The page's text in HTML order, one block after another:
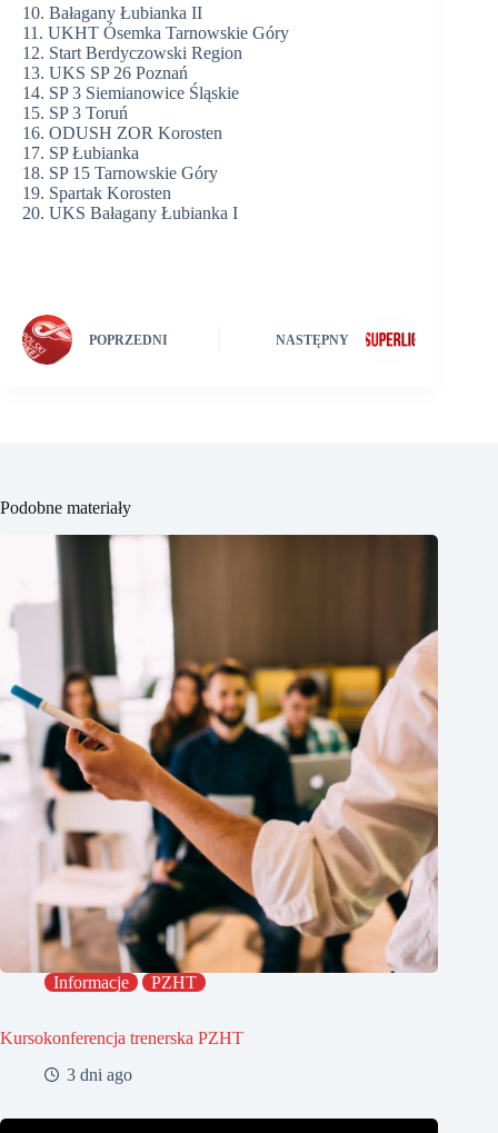
10. Bałagany Łubianka II
11. UKHT Ósemka Tarnowskie Góry
12. Start Berdyczowski Region
13. UKS SP 26 Poznań
14. SP 3 Siemianowice Śląskie
15. SP 3 Toruń
16. ODUSH ZOR Korosten
17. SP Łubianka
18. SP 15 Tarnowskie Góry
19. Spartak Korosten
20. UKS Bałagany Łubianka I
POPRZEDNI NASTĘPNY
Podobne materiały
Informacje PZHT
Kursokonferencja trenerska PZHT
3 dni ago